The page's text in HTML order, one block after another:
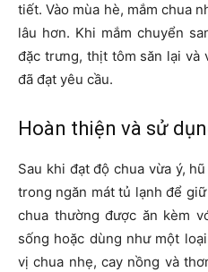
tiết. Vào mùa hè, mắm chua
lâu hơn. Khi mắm chuyển
đặc trưng, thịt tôm săn lại và
đã đạt yêu cầu.
Hoàn thiện và sử
Sau khi đạt độ chua vừa ý,
trong ngăn mát tủ lạnh để
chua thường được ăn kèm
sống hoặc dùng như một
vị chua nhẹ, cay nồng và